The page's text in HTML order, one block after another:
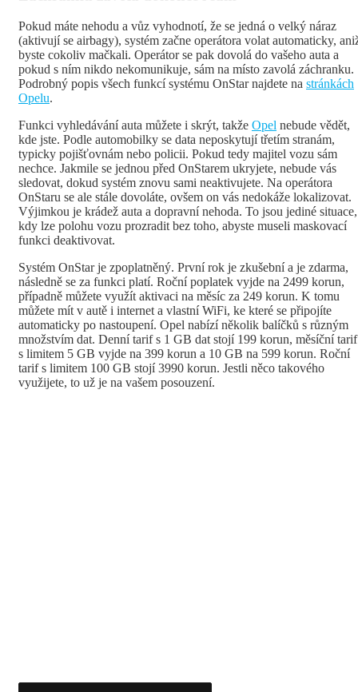
Pokud máte nehodu a vůz vyhodnotí, že se jedná o velký náraz
(aktivují se airbagy), systém začne operátora volat automaticky,
byste cokoliv mačkali. Operátor se pak dovolá do vašeho auta a
pokud s ním nikdo nekomunikuje, sám na místo zavolá záchranku.
Podrobný popis všech funkcí systému OnStar najdete na stránkách
Opelu.
Funkci vyhledávání auta můžete i skrýt, takže Opel nebude vědět,
kde jste. Podle automobilky se data neposkytují třetím stranám,
typicky pojišťovnám nebo policii. Pokud tedy majitel vozu sám
nechce. Jakmile se jednou před OnStarem ukryjete, nebude vás
sledovat, dokud systém znovu sami neaktivujete. Na operátora
OnStaru se ale stále dovoláte, ovšem on vás nedokáže lokalizovat.
Výjimkou je krádež auta a dopravní nehoda. To jsou jediné situace,
kdy lze polohu vozu prozradit bez toho, abyste museli maskovací
funkci deaktivovat.
Systém OnStar je zpoplatněný. První rok je zkušební a je zdarma,
následně se za funkci platí. Roční poplatek vyjde na 2499 korun,
případně můžete využít aktivaci na měsíc za 249 korun. K tomu
můžete mít v autě i internet a vlastní WiFi, ke které se připojíte
automaticky po nastoupení. Opel nabízí několik balíčků s různým
množstvím dat. Denní tarif s 1 GB dat stojí 199 korun, měsíční tarif
s limitem 5 GB vyjde na 399 korun a 10 GB na 599 korun. Roční
tarif s limitem 100 GB stojí 3990 korun. Jestli něco takového
využijete, to už je na vašem posouzení.